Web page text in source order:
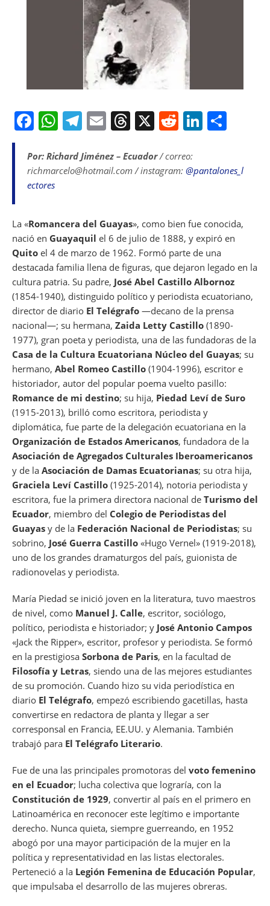
F
c
e
o
o
k
W
at
s
p
p
T
e
gr
m
E
ai
l
T
re
a
s
X R
d
di
Li
e
n
e
Por: Richard Jiménez – Ecuador/ correo:
richmarcelo@hotmail.com / instagram: @pantalones_l
ectores
La «Romancera del Guayas», como bien fue conocida,
nació en Guayaquil el 6 de julio de 1888, y expiró en
Quito el 4 de marzo de 1962. Formó parte de una
destacada familia llena de figuras, que dejaron legado en la
cultura patria. Su padre, José Abel Castillo Albornoz
(1854-1940), distinguido político y periodista ecuatoriano,
director de diario El Telégrafo —decano de la prensa
nacional—; su hermana, Zaida Letty Castillo (1890-
1977), gran poeta y periodista, una de las fundadoras de la
Casa de la Cultura Ecuatoriana Núcleo del Guayas; su
hermano, Abel Romeo Castillo (1904-1996), escritor e
historiador, autor del popular poema vuelto pasillo:
Romance de mi destino; su hija, Piedad Leví de Suro
(1915-2013), brilló como escritora, periodista y
diplomática, fue parte de la delegación ecuatoriana en la
Organización de Estados Americanos, fundadora de la
Asociación de Agregados Culturales Iberoamericanos
y de la Asociación de Damas Ecuatorianas; su otra hija,
Graciela Leví Castillo (1925-2014), notoria periodista y
escritora, fue la primera directora nacional de Turismo del
Ecuador, miembro del Colegio de Periodistas del
Guayas y de la Federación Nacional de Periodistas; su
sobrino, José Guerra Castillo «Hugo Vernel» (1919-2018),
uno de los grandes dramaturgos del país, guionista de
radionovelas y periodista.
María Piedad se inició joven en la literatura, tuvo maestros
de nivel, como Manuel J. Calle, escritor, sociólogo,
político, periodista e historiador; y José Antonio Campos
«Jack the Ripper», escritor, profesor y periodista. Se formó
en la prestigiosa Sorbona de Paris, en la facultad de
Filosofía y Letras, siendo una de las mejores estudiantes
de su promoción. Cuando hizo su vida periodística en
diario El Telégrafo, empezó escribiendo gacetillas, hasta
convertirse en redactora de planta y llegar a ser
corresponsal en Francia, EE.UU. y Alemania. También
trabajó para El Telégrafo Literario.
Fue de una las principales promotoras del voto femenino
en el Ecuador; lucha colectiva que lograría, con la
Constitución de 1929, convertir al país en el primero en
Latinoamérica en reconocer este legítimo e importante
derecho. Nunca quieta, siempre guerreando, en 1952
abogó por una mayor participación de la mujer en la
política y representatividad en las listas electorales.
Perteneció a la Legión Femenina de Educación Popular,
que impulsaba el desarrollo de las mujeres obreras.